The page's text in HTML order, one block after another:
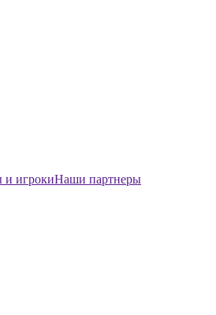
и игрокиНаши партнеры